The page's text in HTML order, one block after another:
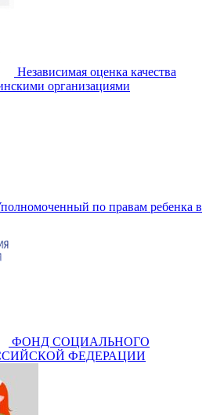
Независимая оценка качества
организациями
по правам ребенка в
ФОНД СОЦИАЛЬНОГО
ФЕДЕРАЦИИ